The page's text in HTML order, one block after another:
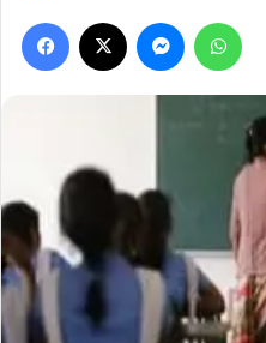
Facebook Messenger